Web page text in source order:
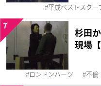
平成ベストスクー
杉田
現場
7
ロンドンハーツ 不倫